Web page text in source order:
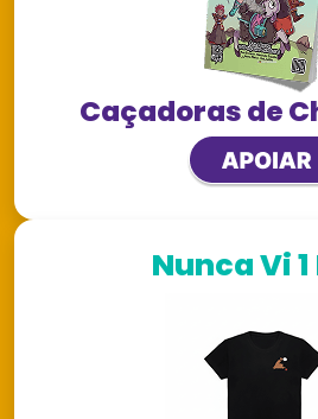
Caçadoras de
Nunca Vi